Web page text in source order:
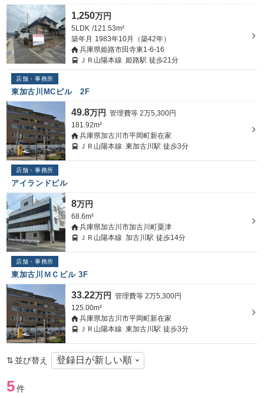
5LDK 121.53m²
築年月 1983年10月（築42年）
兵庫県姫路市田寺東1-6-16
ＪＲ山陽本線 姫路駅 徒歩21分
1,250万円
店舗・事務所
東加古川MCビル 2F
181.92m²
兵庫県加古川市平岡町新在家
ＪＲ山陽本線 東加古川駅 徒歩3分
49.8万円 管理費等 2万5,300円
店舗・事務所
アイランドビル
68.6m²
兵庫県加古川市加古川町粟津
ＪＲ山陽本線 加古川駅 徒歩14分
8万円
店舗・事務所
東加古川ＭＣビル 3F
125.00m²
兵庫県加古川市平岡町新在家
ＪＲ山陽本線 東加古川駅 徒歩3分
33.22万円 管理費等 2万5,300円
並び替え
5件